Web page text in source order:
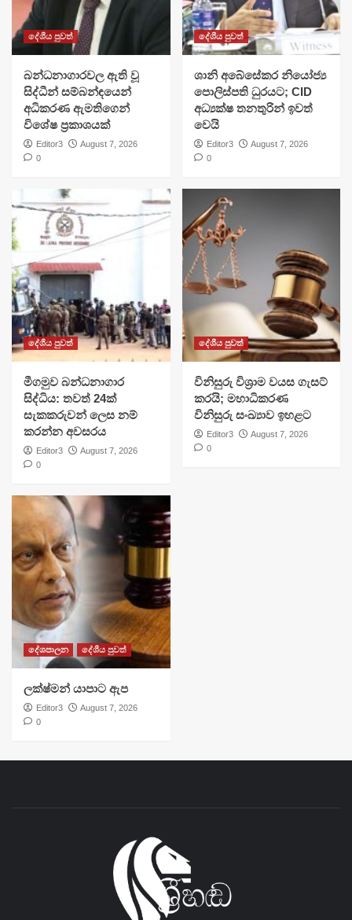
දේශීය පුවත්
බන්ධනාගාරවල ඇති වූ
සිද්ධීන් සම්බන්ඳයෙන්
අධිකරණ ඇමතිගෙන්
විශේෂ ප්‍රකාශයක්
Editor3
August 7, 2026
0
දේශීය පුවත්
ශානි අබේසේකර නියෝජ්‍ය
පොලිස්පති ධුරයට; CID
අධ්‍යක්ෂ තනතුරින් ඉවත්
වෙයි
Editor3
August 7, 2026
0
දේශීය පුවත්
මීගමුව බන්ධනාගාර
සිද්ධිය: තවත් 24ක්
සැකකරුවන් ලෙස නම්
කරන්න අවසරය
Editor3
August 7, 2026
0
දේශීය පුවත්
විනිසුරු විශ්‍රාම වයස ගැසට්
කරයි; මහාධිකරණ
විනිසුරු සංඛ්‍යාව ඉහළට
Editor3
August 7, 2026
0
දේශපාලන දේශීය පුවත්
ලක්ෂ්මන් යාපාට ඇප
Editor3
August 7, 2026
0